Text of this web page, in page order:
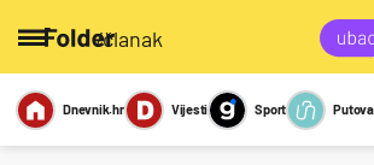
/članak
Miks Kviz
Dnevnik.hr Vijesti Sport